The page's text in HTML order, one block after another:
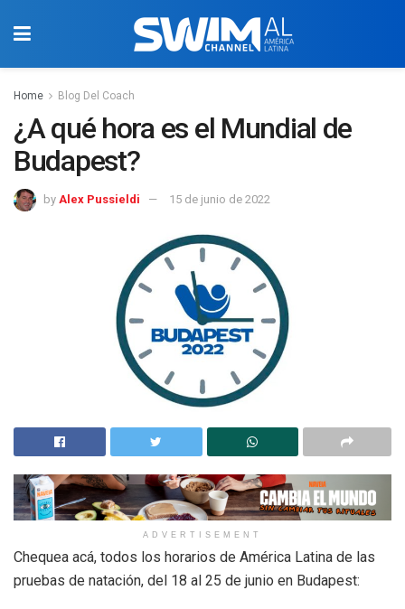
Home Blog Del Coach
¿A qué hora es el Mundial de
Budapest?
by Alex Pussieldi 15 de junio de 2022
ADVERTISEMENT
Chequea acá, todos los horarios de América Latina de las
pruebas de natación, del 18 al 25 de junio en Budapest: